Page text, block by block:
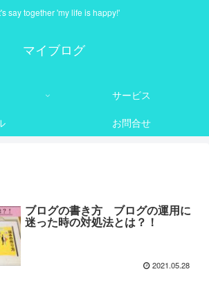
say together 'my life is happy!'
マイブログ
サービス
お問合せ
ブログの書き方 ブログの運用に
迷った時の対処法とは？！
2021.05.28